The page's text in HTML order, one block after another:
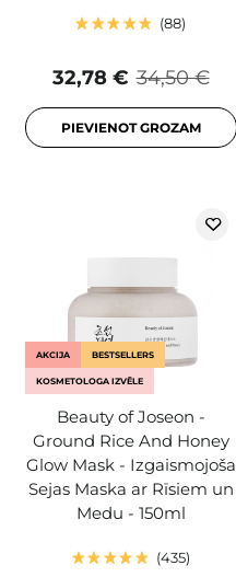
88
34,50 €
32,78 €
PIEVIENOT GROZAM
AKCIJA BESTSELLERS
KOSMETOLOGA IZVĒLE
Beauty of Joseon -
Ground Rice And Honey
Glow Mask - Izgaismojoša
Sejas Maska ar Rīsiem un
Medu - 150ml
435